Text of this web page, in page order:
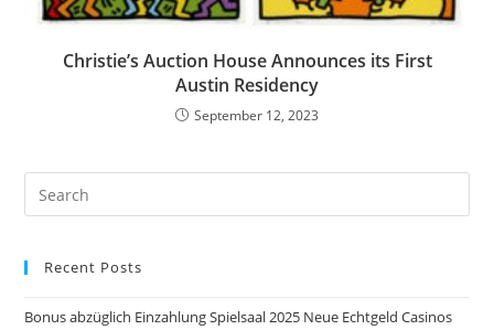
Christie’s Auction House Announces its First
Austin Residency
September 12, 2023
Recent Posts
Bonus abzüglich Einzahlung Spielsaal 2025 Neue Echtgeld Casinos